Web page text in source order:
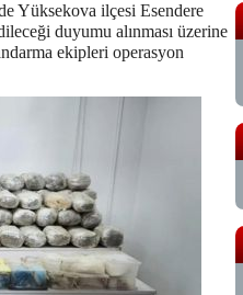
Yüksekova ilçesi Esendere
duyumu alınması üzerine
ekipleri operasyon